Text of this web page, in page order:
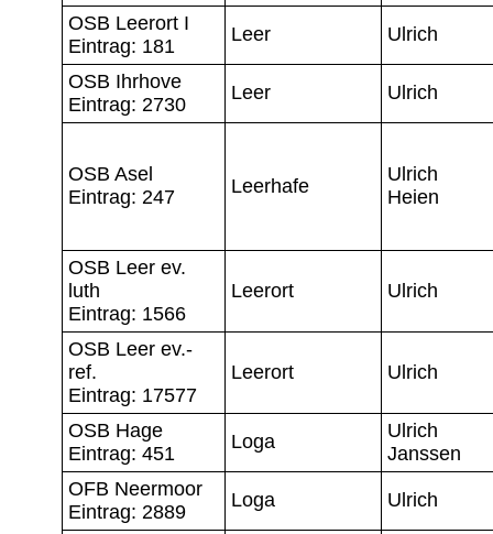
OSB Leerort I
Eintrag: 181
Leer Ulrich
OSB Ihrhove
Eintrag: 2730
Leer Ulrich
OSB Asel
Eintrag: 247
Leerhafe
Ulrich
Heien
OSB Leer ev.
luth
Eintrag: 1566
Leerort Ulrich
OSB Leer ev.-
ref.
Eintrag: 17577
Leerort Ulrich
OSB Hage
Eintrag: 451
Loga
Ulrich
Janssen
OFB Neermoor
Eintrag: 2889
Loga Ulrich